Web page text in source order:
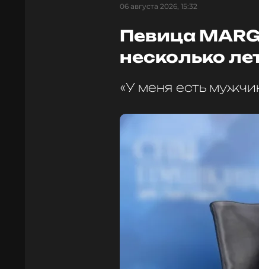
06 августа 2026, 15:32
Певица
несколько
«У меня есть